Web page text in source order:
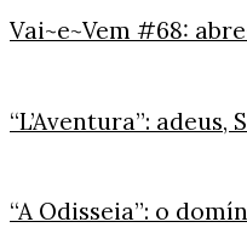
Vai~e~Vem #68:
“L’Aventura”: adeus,
“A Odisseia”: o